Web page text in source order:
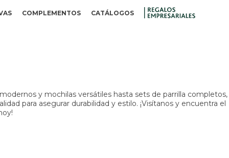
COMPLEMENTOS CATÁLOGOS
y mochilas versátiles hasta sets de parrilla completos,
para asegurar durabilidad y estilo. ¡Visítanos y encuentra el